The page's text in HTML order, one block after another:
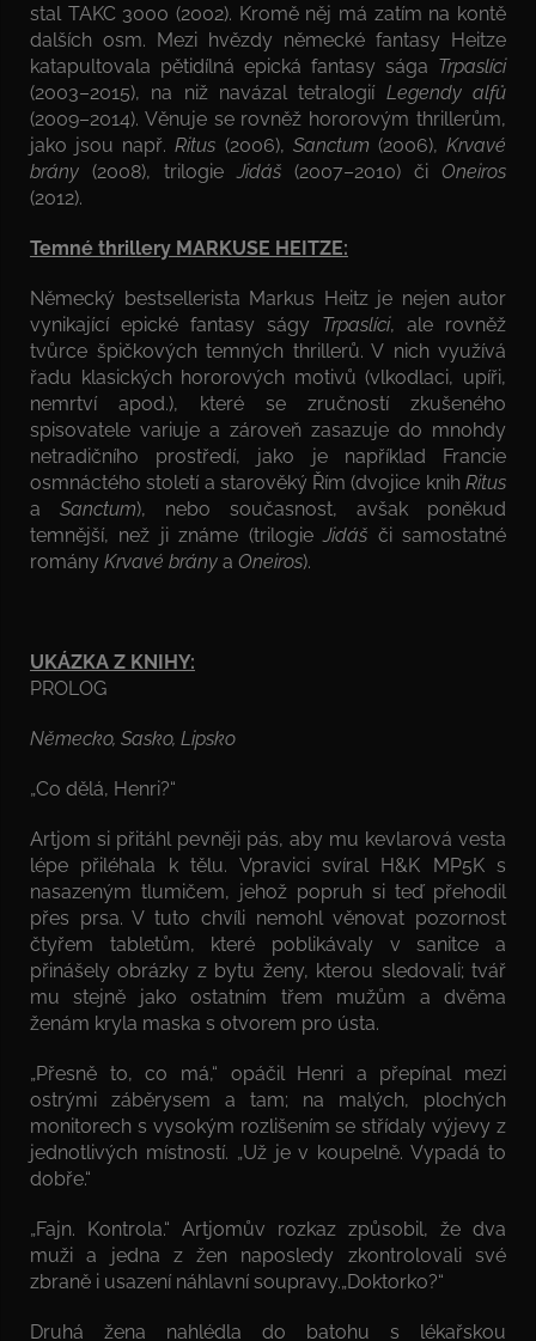
stal TAKC 3000 (2002). Kromě něj má zatím na kontě
dalších osm. Mezi hvězdy německé fantasy Heitze
katapultovala pětidílná epická fantasy sága Trpaslíci
(2003–2015), na niž navázal tetralogií Legendy alfů
(2009–2014). Věnuje se rovněž hororovým thrillerům,
jako jsou např.Ritus (2006), Sanctum (2006),Krvavé
brány (2008), trilogie Jidáš (2007–2010) či Oneiros
(2012).
Temné thrillery MARKUSE HEITZE:
Německý bestsellerista Markus Heitz je nejen autor
vynikající epické fantasy ságy Trpaslíci, ale rovněž
tvůrce špičkových temných thrillerů. V nich využívá
řadu klasických hororových motivů (vlkodlaci, upíři,
nemrtví apod.), které se zručností zkušeného
spisovatele variuje a zároveň zasazuje do mnohdy
netradičního prostředí, jako je například Francie
osmnáctého století a starověký Řím (dvojice knih Ritus
a Sanctum), nebo současnost, avšak poněkud
temnější, než ji známe (trilogieJidáš či samostatné
romány Krvavé brány a Oneiros).
UKÁZKA Z KNIHY:
PROLOG
Německo, Sasko, Lipsko
„Co dělá, Henri?“
Artjom si přitáhl pevněji pás, aby mu kevlarová vesta
lépe přiléhala k tělu. Vpravici svíral H&K MP5K s
nasazeným tlumičem, jehož popruh si teď přehodil
přes prsa. V tuto chvíli nemohl věnovat pozornost
čtyřem tabletům, které poblikávaly v sanitce a
přinášely obrázky z bytu ženy, kterou sledovali; tvář
mu stejně jako ostatním třem mužům a dvěma
ženám kryla maska s otvorem pro ústa.
„Přesně to, co má,“ opáčil Henri a přepínal mezi
ostrými záběrysem a tam; na malých, plochých
monitorech s vysokým rozlišením se střídaly výjevy z
jednotlivých místností. „Už je v koupelně. Vypadá to
dobře.“
„Fajn. Kontrola.“ Artjomův rozkaz způsobil, že dva
muži a jedna z žen naposledy zkontrolovali své
zbraně i usazení náhlavní soupravy.„Doktorko?“
Druhá žena nahlédla do batohu s lékařskou